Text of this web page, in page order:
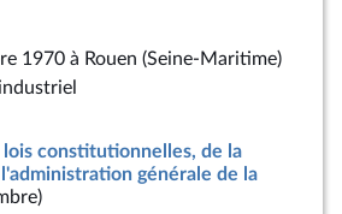
1970 à Rouen (Seine-Maritime)
lois constitutionnelles, de la
générale de la